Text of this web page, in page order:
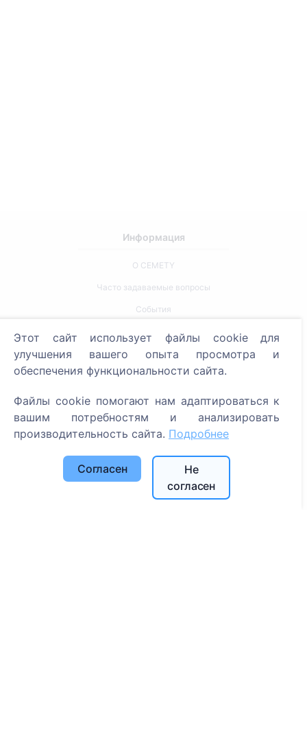
Информация
О CEMETY
Часто задаваемые вопросы
События
Политика конфиденциальности
Политика платежей
Настройки cookie
Поиск усопших
Поиск кладбищ
Этот сайт использует файлы cookie для
улучшения вашего опыта просмотра и
обеспечения функциональности сайта.
Файлы cookie помогают нам адаптироваться к
вашим потребностям и анализировать
производительность сайта. Подробнее
Согласен
Не
согласен